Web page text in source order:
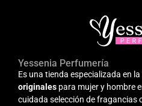
Yessenia Perfumería
Es una tienda especializada en la
originales para mujer y hombre
cuidada selección de fragancias